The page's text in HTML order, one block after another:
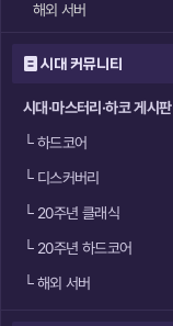
해외 서버
시대 커뮤니티
시대·마스터리·하코 게시판
└하드코어
└디스커버리
└20주년 클래식
└20주년 하드코어
└해외 서버